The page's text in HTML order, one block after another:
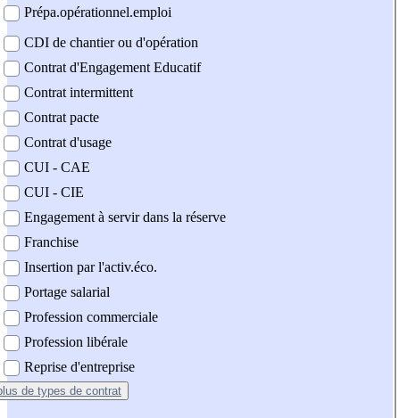
Prépa.opérationnel.emploi
CDI de chantier ou d'opération
Contrat d'Engagement Educatif
Contrat intermittent
Contrat pacte
Contrat d'usage
CUI - CAE
CUI - CIE
Engagement à servir dans la réserve
Franchise
Insertion par l'activ.éco.
Portage salarial
Profession commerciale
Profession libérale
Reprise d'entreprise
de types de contrat